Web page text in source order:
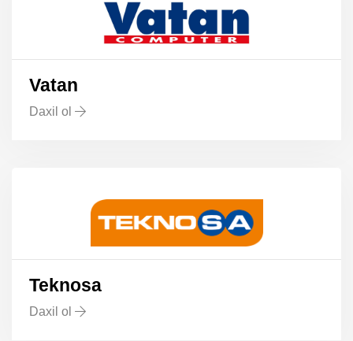
Vatan
Daxil ol
Teknosa
Daxil ol